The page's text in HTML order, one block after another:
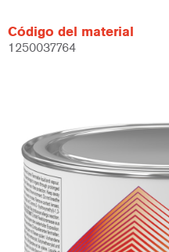
Código del material
1250037764